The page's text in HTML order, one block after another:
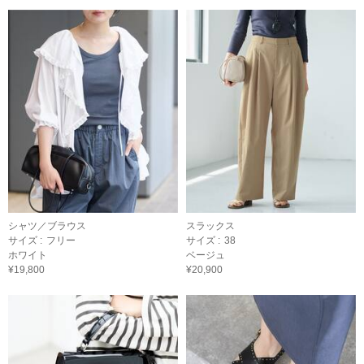
シャツ／ブラウス
サイズ : フリー
ホワイト
¥19,800
スラックス
サイズ : 38
ベージュ
¥20,900